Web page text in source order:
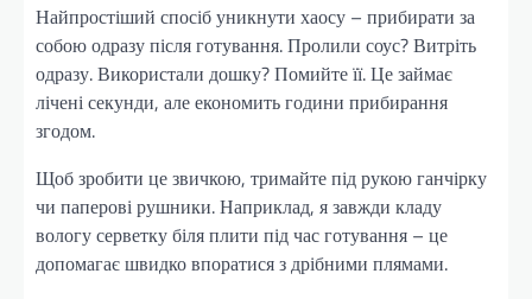
Найпростіший спосіб уникнути хаосу – прибирати за
собою одразу після готування. Пролили соус? Витріть
одразу. Використали дошку? Помийте її. Це займає
лічені секунди, але економить години прибирання
згодом.
Щоб зробити це звичкою, тримайте під рукою ганчірку
чи паперові рушники. Наприклад, я завжди кладу
вологу серветку біля плити під час готування – це
допомагає швидко впоратися з дрібними плямами.